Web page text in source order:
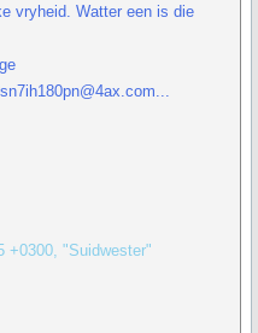
vryheid. Watter een is die
+0300, "Suidwester"